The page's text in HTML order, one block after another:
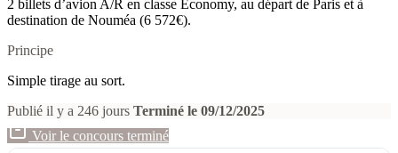
2 billets d’avion A/R en classe Economy, au départ de Paris et à
destination de Nouméa (6 572€).
Principe
Simple tirage au sort.
Publié il y a 246 jours Terminé le 09/12/2025
Voir le concours terminé